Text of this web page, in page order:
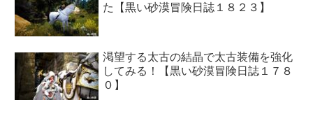
た【黒い砂漠冒険日誌１８２３】
渇望する太古の結晶で太古装備を強化
してみる！【黒い砂漠冒険日誌１７８
０】